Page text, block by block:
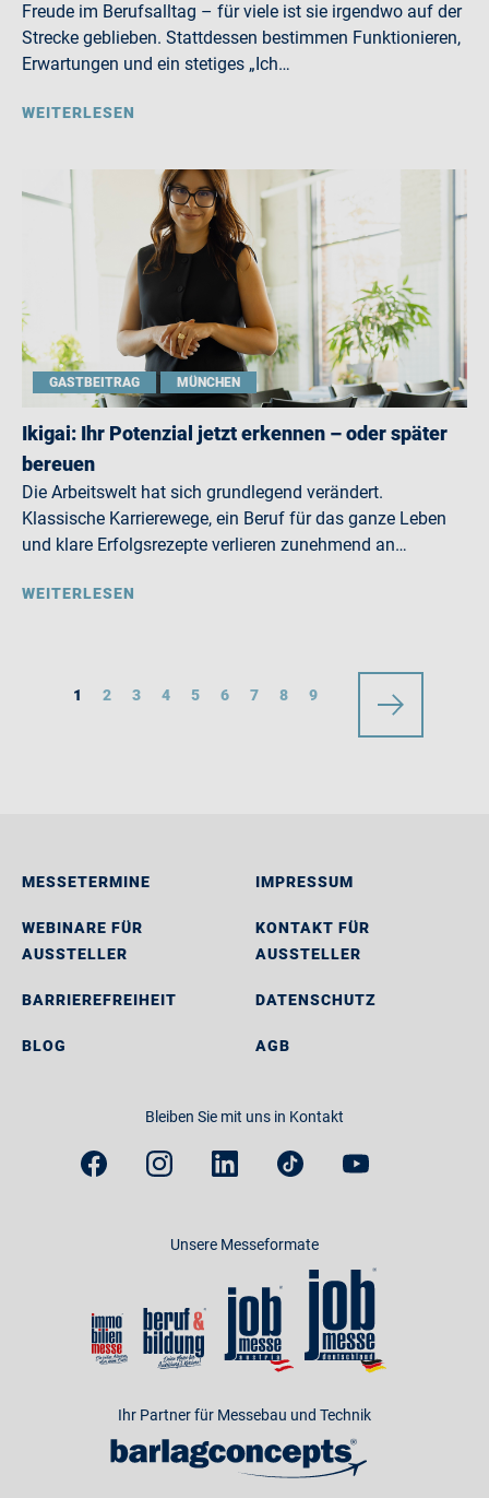
Freude im Berufsalltag – für viele ist sie irgendwo auf der
Strecke geblieben. Stattdessen bestimmen Funktionieren,
Erwartungen und ein stetiges „Ich…
WEITERLESEN
GASTBEITRAG MÜNCHEN
Ikigai: Ihr Potenzial jetzt erkennen – oder später
bereuen
Die Arbeitswelt hat sich grundlegend verändert.
Klassische Karrierewege, ein Beruf für das ganze Leben
und klare Erfolgsrezepte verlieren zunehmend an…
WEITERLESEN
1 2 3 4 5 6 7 8 9
MESSETERMINE
WEBINARE FÜR
AUSSTELLER
BARRIEREFREIHEIT
BLOG
IMPRESSUM
KONTAKT FÜR
AUSSTELLER
DATENSCHUTZ
AGB
Bleiben Sie mit uns in Kontakt
Unsere Messeformate
Ihr Partner für Messebau und Technik